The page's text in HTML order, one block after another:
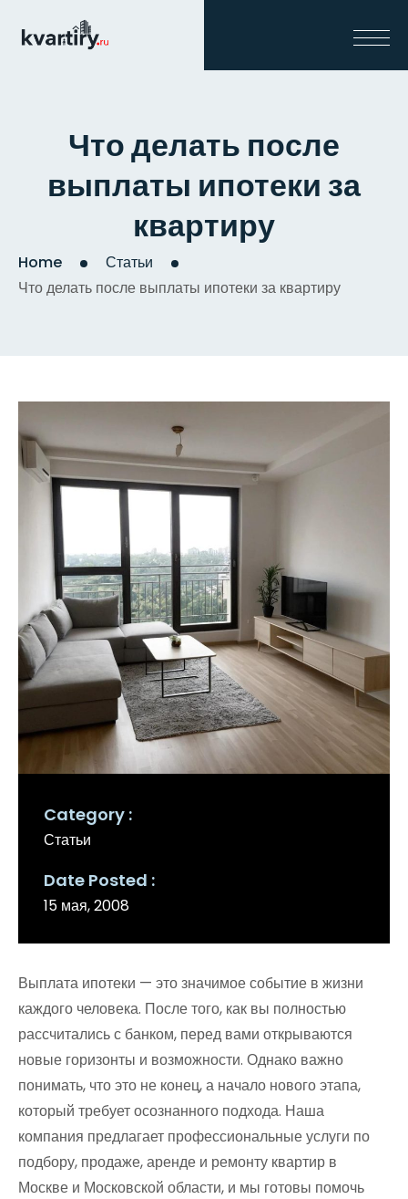
Что делать после
выплаты ипотеки за
квартиру
Home
Статьи
Что делать после выплаты ипотеки за квартиру
Category
Статьи
Date Posted
15 мая, 2008
Выплата ипотеки — это значимое событие в жизни
каждого человека. После того, как вы полностью
рассчитались с банком, перед вами открываются
новые горизонты и возможности. Однако важно
понимать, что это не конец, а начало нового этапа,
который требует осознанного подхода. Наша
компания предлагает профессиональные услуги по
подбору, продаже, аренде и ремонту квартир в
Москве и Московской области, и мы готовы помочь